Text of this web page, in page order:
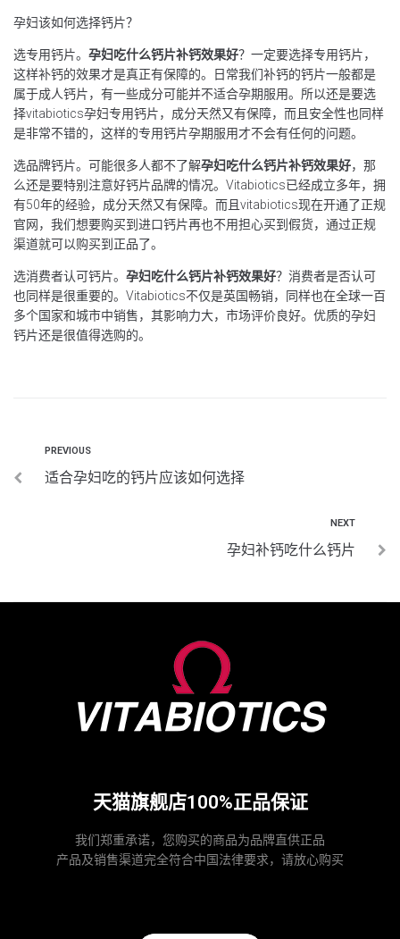
孕妇该如何选择钙片？
选专用钙片。 孕妇吃什么钙片补钙效果好？一定要选择专用钙片，
这样补钙的效果才是真正有保障的。日常我们补钙的钙片一般都是
属于成人钙片，有一些成分可能并不适合孕期服用。所以还是要选
择vitabiotics孕妇专用钙片，成分天然又有保障，而且安全性也同样
是非常不错的，这样的专用钙片孕期服用才不会有任何的问题。
选品牌钙片。可能很多人都不了解孕妇吃什么钙片补钙效果好，那
么还是要特别注意好钙片品牌的情况。Vitabiotics已经成立多年，拥
有50年的经验，成分天然又有保障。而且vitabiotics现在开通了正规
官网，我们想要购买到进口钙片再也不用担心买到假货，通过正规
渠道就可以购买到正品了。
选消费者认可钙片。 孕妇吃什么钙片补钙效果好？消费者是否认可
也同样是很重要的。Vitabiotics不仅是英国畅销，同样也在全球一百
多个国家和城市中销售，其影响力大，市场评价良好。优质的孕妇
钙片还是很值得选购的。
PREVIOUS
适合孕妇吃的钙片应该如何选择
NEXT
孕妇补钙吃什么钙片
天猫旗舰店100%正品保证
我们郑重承诺，您购买的商品为品牌直供正品
产品及销售渠道完全符合中国法律要求，请放心购买